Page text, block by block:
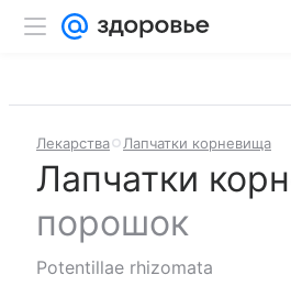
Лекарства Лапчатки корневища
Лапчатки
порошок
Potentillae rhizomata